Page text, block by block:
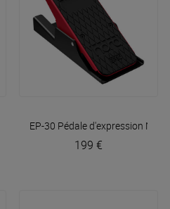
EP-30 Pédale d'expression Nord
199 €